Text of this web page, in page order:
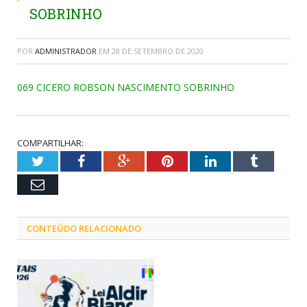
SOBRINHO
POR ADMINISTRADOR EM 28 DE SETEMBRO DE 2020
069 CICERO ROBSON NASCIMENTO SOBRINHO
COMPARTILHAR:
TwitterFacebookGoogle+PinterestLinkedInTumblr
Email
CONTEÚDO RELACIONADO